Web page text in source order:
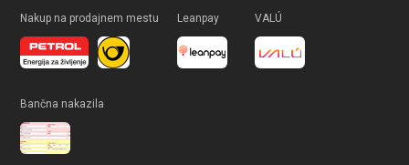
Nakup na prodajnem mestu Leanpay VALÚ
Bančna nakazila